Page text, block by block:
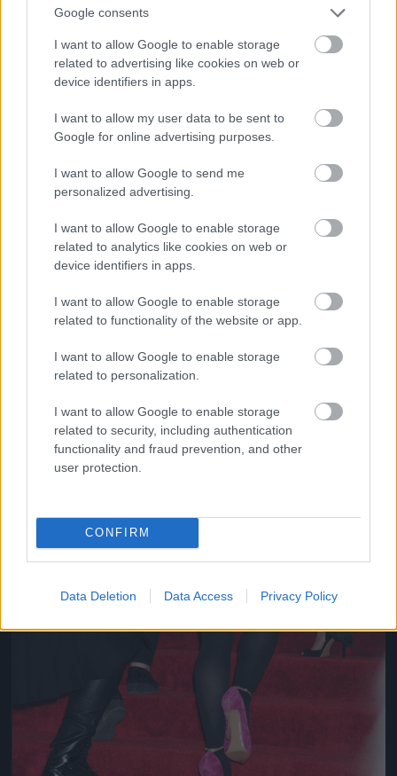
Google consents
I want to allow Google to enable storage
related to advertising like cookies on web or
device identifiers in apps.
I want to allow my user data to be sent to
Google for online advertising purposes.
I want to allow Google to send me
personalized advertising.
I want to allow Google to enable storage
related to analytics like cookies on web or
device identifiers in apps.
I want to allow Google to enable storage
related to functionality of the website or app.
I want to allow Google to enable storage
related to personalization.
I want to allow Google to enable storage
related to security, including authentication
functionality and fraud prevention, and other
user protection.
CONFIRM
Data Deletion Data Access Privacy Policy
Tényleg ő az
Fotó: Jennifer Graylock / Europress / Getty
Jön még kép!